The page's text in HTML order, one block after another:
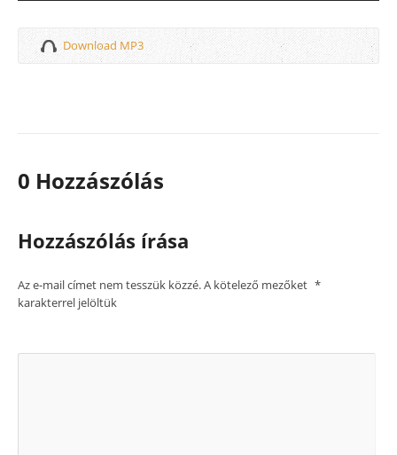
Download MP3
0 Hozzászólás
Hozzászólás írása
Az e-mail címet nem tesszük közzé.A kötelező mezőket *
karakterrel jelöltük